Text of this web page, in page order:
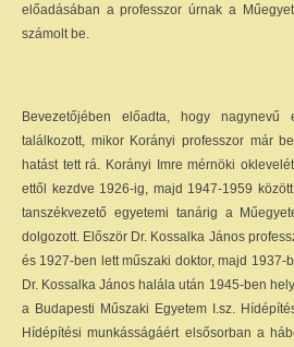
előadásában a professzor úrnak a
számolt be.
Bevezetőjében előadta, hogy nagynevű
találkozott, mikor Korányi professzor már
hatást tett rá. Korányi Imre mérnöki
ettől kezdve 1926-ig, majd 1947-1959
tanszékvezető egyetemi tanárig a
dolgozott. Először Dr. Kossalka János
és 1927-ben lett műszaki doktor, majd 1937-
Dr. Kossalka János halála után 1945-ben
a Budapesti Műszaki Egyetem I.sz.
Hídépítési munkásságáért elsősorban a